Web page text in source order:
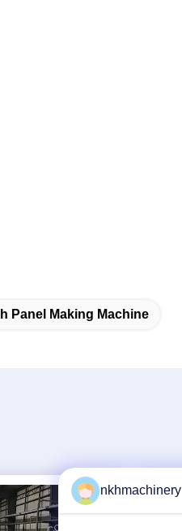
Panel Making Machine
nkhmachinery